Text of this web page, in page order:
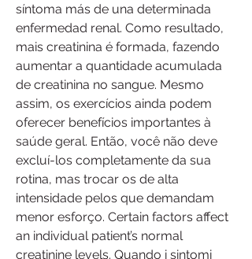
síntoma más de una determinada
enfermedad renal. Como resultado,
mais creatinina é formada, fazendo
aumentar a quantidade acumulada
de creatinina no sangue. Mesmo
assim, os exercícios ainda podem
oferecer benefícios importantes à
saúde geral. Então, você não deve
excluí-los completamente da sua
rotina, mas trocar os de alta
intensidade pelos que demandam
menor esforço. Certain factors affect
an individual patient’s normal
creatinine levels. Quando i sintomi